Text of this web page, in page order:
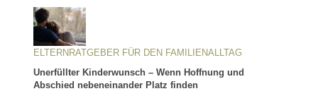
ELTERNRATGEBER FÜR DEN FAMILIENALLTAG
Unerfüllter Kinderwunsch – Wenn Hoffnung und
Abschied nebeneinander Platz finden